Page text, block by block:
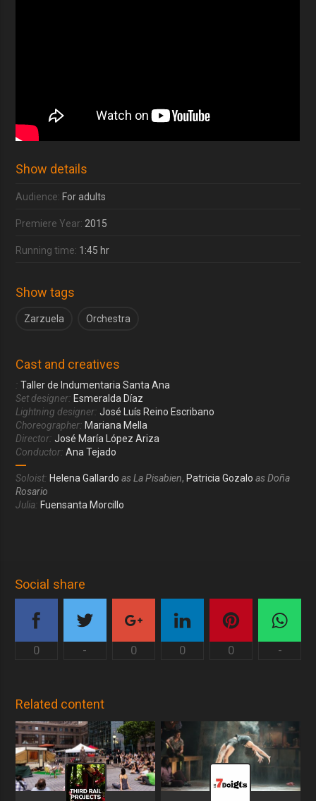
Show details
Audience: For adults
Premiere Year: 2015
Running time: 1:45 hr
Show tags
Zarzuela Orchestra
Cast and creatives
: Taller de Indumentaria Santa Ana
Set designer: Esmeralda Díaz
Lightning designer: José Luís Reino Escribano
Choreographer: Mariana Mella
Director: José María López Ariza
Conductor: Ana Tejado
Soloist: Helena Gallardo as La Pisabien, Patricia Gozalo as Doña
Rosario
Julia: Fuensanta Morcillo
Social share
0 - 0 0 0 -
Related content